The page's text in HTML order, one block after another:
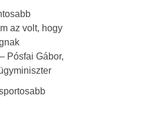
az volt, hogy
Pósfai Gábor,